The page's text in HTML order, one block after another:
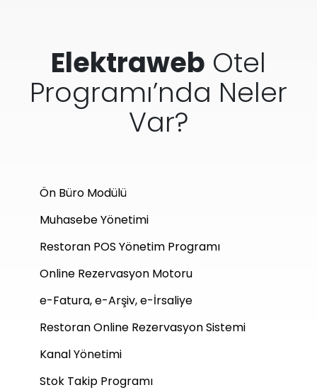
Elektraweb Otel
Programı’nda Neler
Var?
Ön Büro Modülü
Muhasebe Yönetimi
Restoran POS Yönetim Programı
Online Rezervasyon Motoru
e-Fatura, e-Arşiv, e-İrsaliye
Restoran Online Rezervasyon Sistemi
Kanal Yönetimi
Stok Takip Programı